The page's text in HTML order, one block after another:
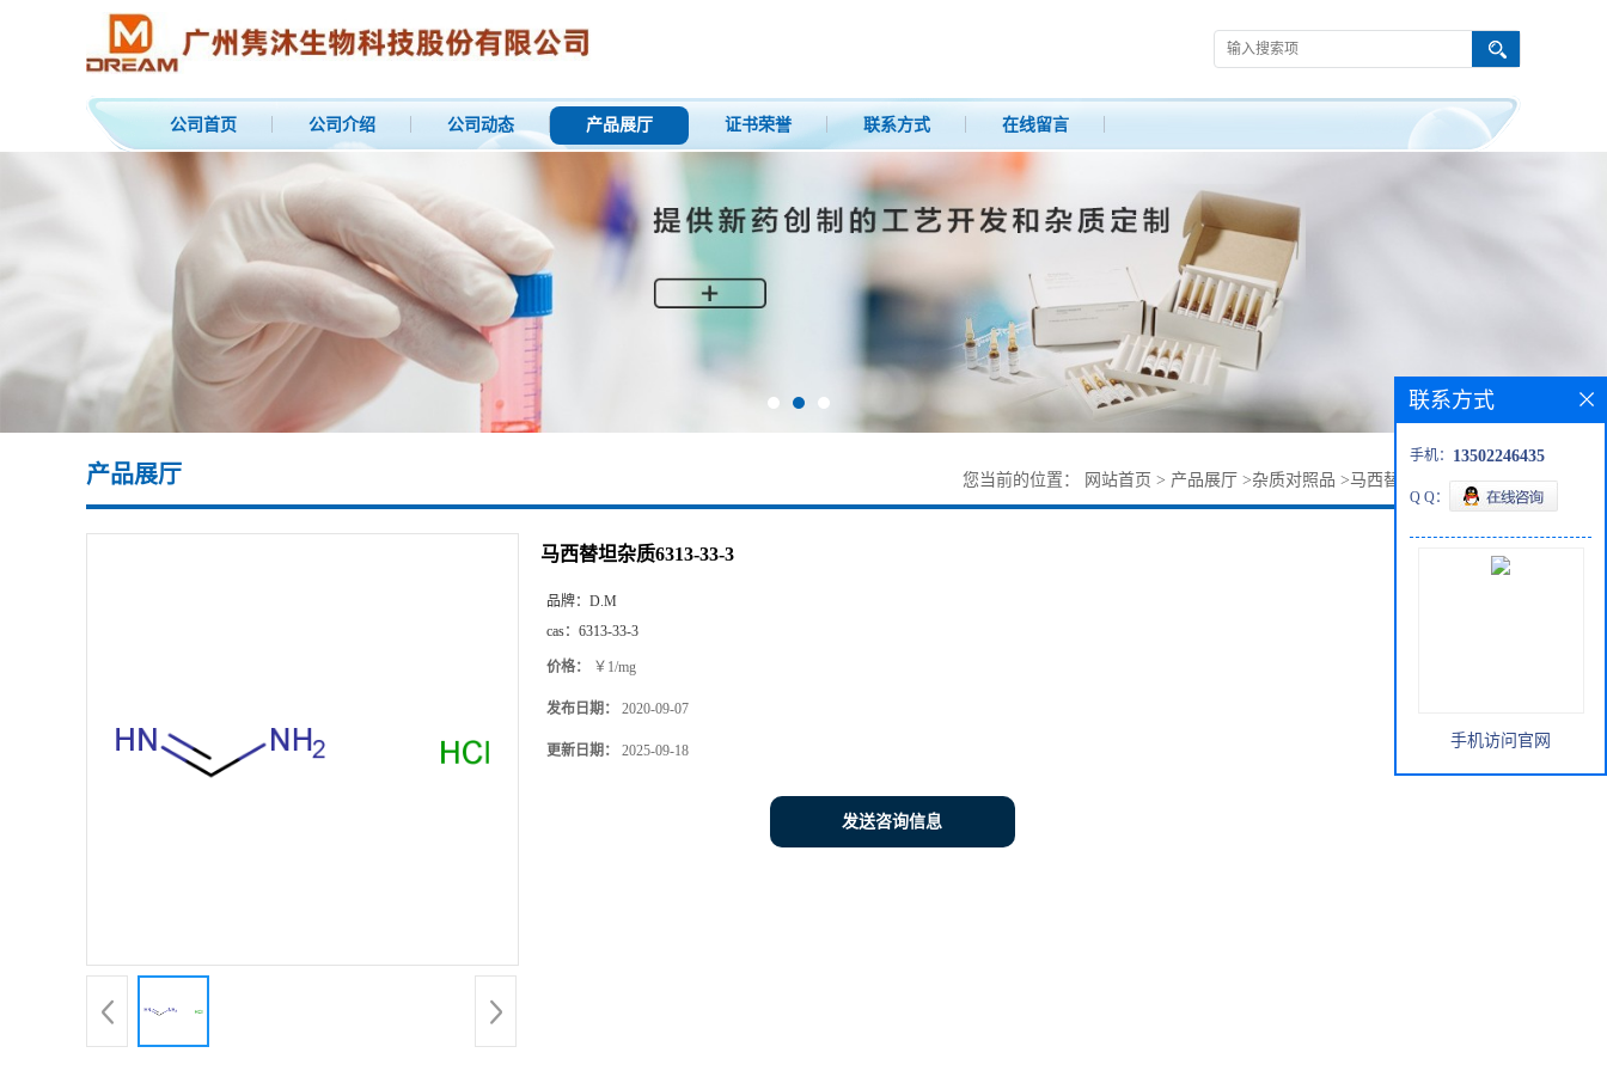
公司首页 公司介绍 公司动态 产品展厅 证书荣誉 联系方式 在线留言
产品展厅 您当前的位置： 网站首页 > 产品展厅 >杂质对照品 >马西替坦杂质6313-33-3
马西替坦杂质6313-33-3
品牌： D.M
cas： 6313-33-3
价格： ￥1/mg
发布日期： 2020-09-07
更新日期： 2025-09-18
发送咨询信息
联系方式
手机： 13502246435
Q Q：
手机访问官网